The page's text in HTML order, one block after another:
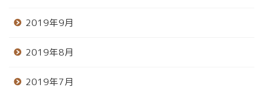
2019年9月
2019年8月
2019年7月